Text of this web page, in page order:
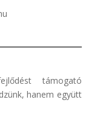
támogató
hanem együtt